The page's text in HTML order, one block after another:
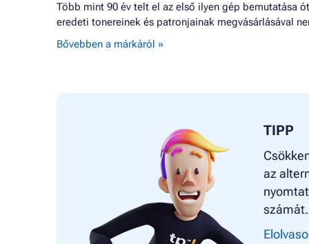
Több mint 90 év telt el az első ilyen gép bemutatása
eredeti tonereinek és patronjainak megvásárlásával
Bővebben a márkáról »
TIPP
az
számát.